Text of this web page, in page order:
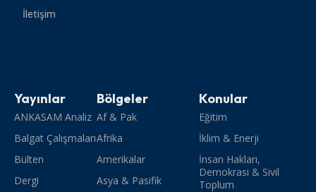
İletişim
Yayınlar
ANKASAM Analiz
Balgat Çalışmaları
Bülten
Dergi
Bölgeler
Af & Pak
Afrika
Amerikalar
Asya & Pasifik
Konular
Eğitim
İklim & Enerji
İnsan Hakları,
Demokrasi & Sivil
Toplum